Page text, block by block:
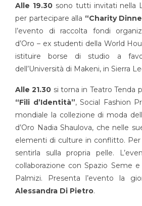
Alle 19.30sono tutti invitati nella
per partecipare alla “Charity
l’evento di raccolta fondi
d’Oro – ex studenti della World
istituire borse di studio a
dell’Università di Makeni, in Sierra
Alle 21.30 si torna in Teatro Tenda
“Fili d’Identità”, Social Fashion
mondiale la collezione di moda
d’Oro Nadia Shaulova, che nelle
elementi di culture in conflitto. Per
sentirla sulla propria pelle.
collaborazione con Spazio Seme e
Palmizi. Presenta l’evento la
Alessandra Di Pietro.